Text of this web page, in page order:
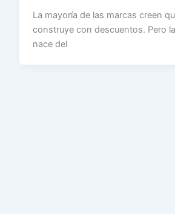
La mayoría de las marcas creen
construye con descuentos. Pero
nace del